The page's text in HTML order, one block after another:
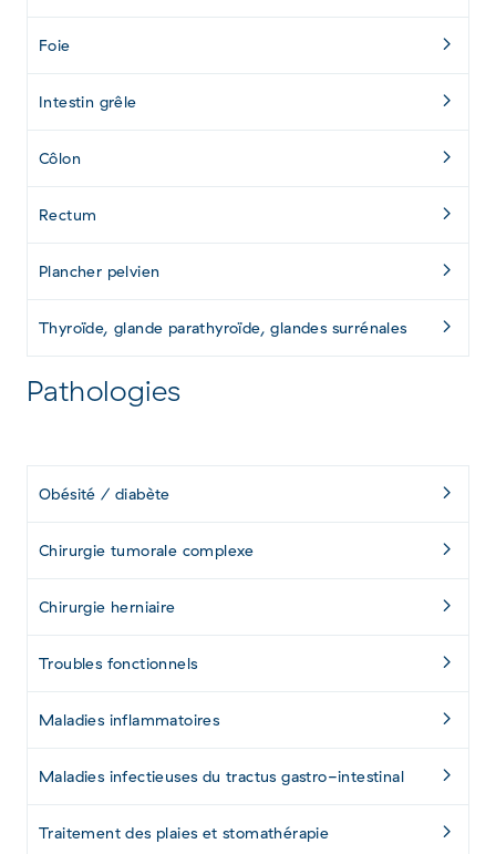
Foie
Intestin grêle
Côlon
Rectum
Plancher pelvien
Thyroïde, glande parathyroïde, glandes surrénales
Pathologies
Obésité / diabète
Chirurgie tumorale complexe
Chirurgie herniaire
Troubles fonctionnels
Maladies inflammatoires
Maladies infectieuses du tractus gastro-intestinal
Traitement des plaies et stomathérapie